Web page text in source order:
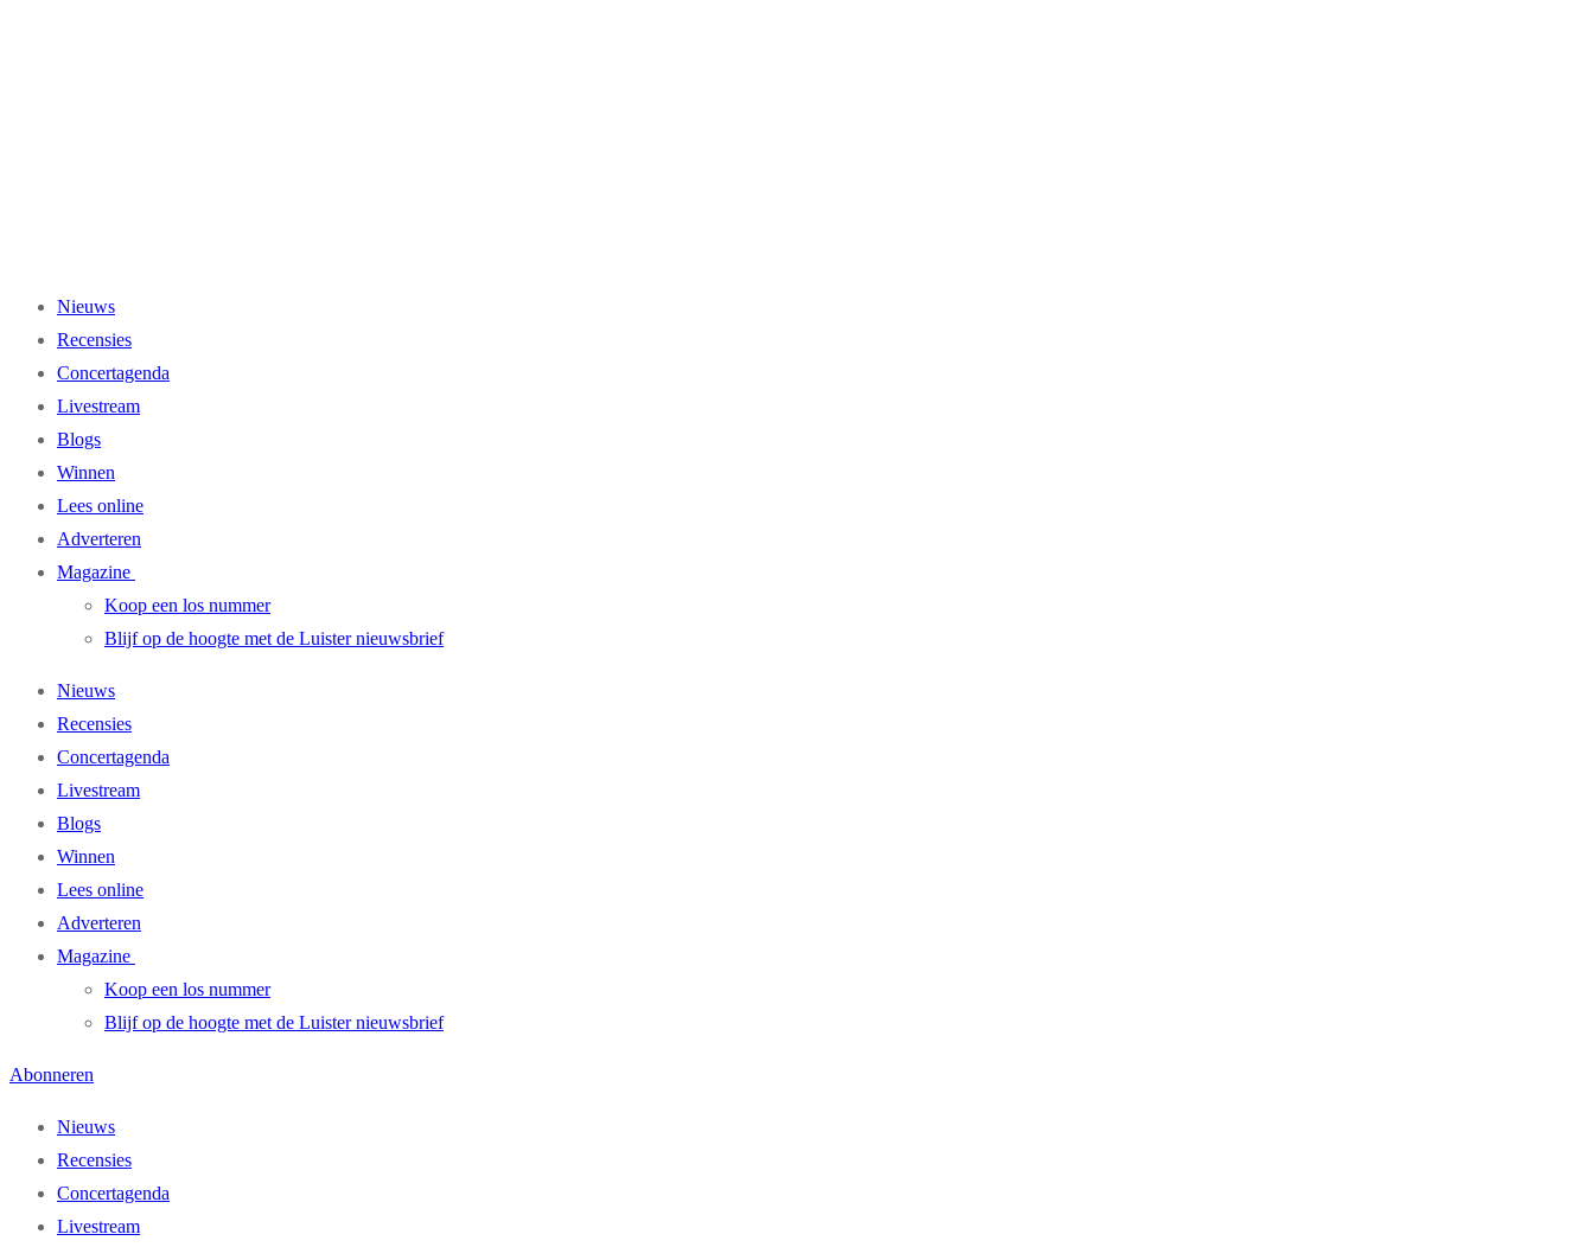
Nieuws
Recensies
Concertagenda
Livestream
Blogs
Winnen
Lees online
Adverteren
Magazine
Koop een los nummer
Blijf op de hoogte met de Luister nieuwsbrief
Nieuws
Recensies
Concertagenda
Livestream
Blogs
Winnen
Lees online
Adverteren
Magazine
Koop een los nummer
Blijf op de hoogte met de Luister nieuwsbrief
Abonneren
Nieuws
Recensies
Concertagenda
Livestream